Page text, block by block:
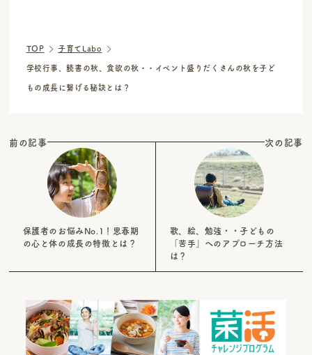
TOP
子育てLabo
学校行事、読書の秋、食欲の秋・・イベント盛りだくさんの秋を子ど
もの成長に繋げる秘訣とは？
前の記事
保護者のお悩みNo.1！思春期
の心と体の成長の特徴とは？
次の記事
歌、絵、勉強・・子どもの
「苦手」へのアプローチ方法
は？